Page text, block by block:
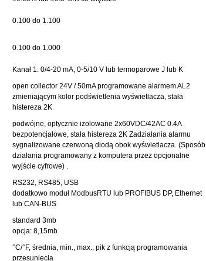
0.100 do 1.100
0.100 do 1.000
Kanał 1: 0/4-20 mA, 0-5/10 V lub termoparowe J lub K
open collector 24V / 50mA programowane alarmem AL2
zmieniającym kolor podświetlenia wyświetlacza, stała
histereza 2K
podwójne, optycznie izolowane 2x60VDC/42AC 0.4A
bezpotencjałowe, stała histereza 2K Zadziałania alarmu
sygnalizowane czerwoną diodą obok wyświetlacza. (Sposób
działania programowany z komputera przez opcjonalne
wyjście cyfrowe) .
RS232, RS485, USB
dodatkowo moduł ModbusRTU lub PROFIBUS DP, Ethernet
lub CAN-BUS
standard 3mb
opcja: 8,15mb
°C/°F, średnia, min., max., pik z funkcją programowania
przesunięcia